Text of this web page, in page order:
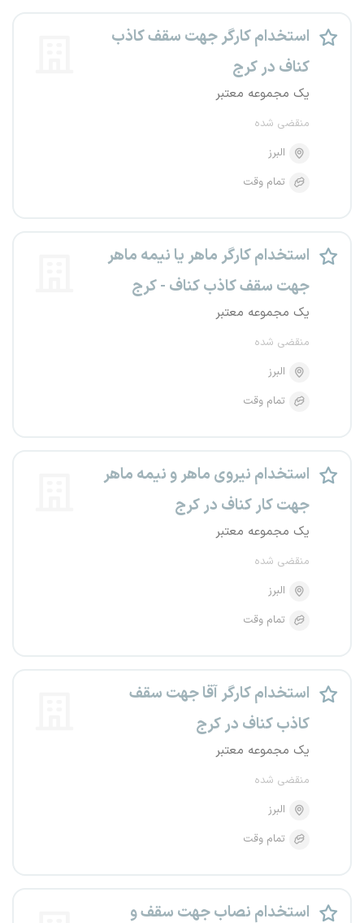
استخدام کارگر جهت سقف کاذب
کناف در کرج
یک مجموعه معتبر
منقضی شده
البرز
تمام وقت
استخدام کارگر ماهر یا نیمه ماهر
جهت سقف کاذب کناف - کرج
یک مجموعه معتبر
منقضی شده
البرز
تمام وقت
استخدام نیروی ماهر و نیمه ماهر
جهت کار کناف در کرج
یک مجموعه معتبر
منقضی شده
البرز
تمام وقت
استخدام کارگر آقا جهت سقف
کاذب کناف در کرج
یک مجموعه معتبر
منقضی شده
البرز
تمام وقت
استخدام نصاب جهت سقف و